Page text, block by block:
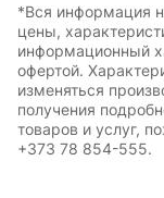
*Вся информация
цены,
информационный
офертой.
изменяться
получения
товаров и услуг,
+373 78 854-555.